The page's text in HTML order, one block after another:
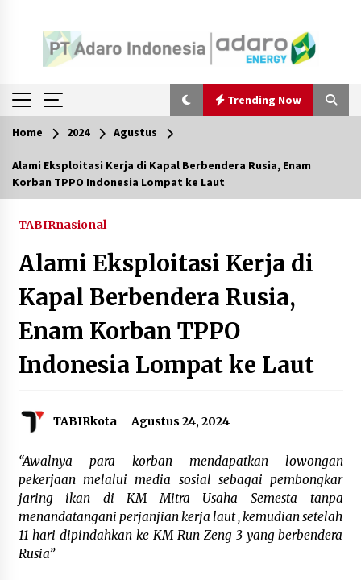
Trending Now
Trending Now
Pimpin Kaji Tiru ke Bantul DIY, Wabup Barito
Ketika Pasien Dianggap Beban: Runtuhnya
Empati dan Etika Dokter di Ruang Digital
Agustus 7, 2026
Berenang bersama Empat Temannya, Gadis di
HST Tewas Tenggelam di Sungai Kajung
Agustus 6, 2026
Salurkan Bantuan Pendidikan kepada 2.751
Agustus 6, 2026
Kembangkan Menu Pangan Lokal, TP PKK
Balangan Boyong Trofi Juara Pertama Lomba
B2SA Kalsel
Agustus 6, 2026
Home 2024 Agustus
Alami Eksploitasi Kerja di Kapal Berbendera Rusia, Enam
Korban TPPO Indonesia Lompat ke Laut
TABIRnasional
Alami Eksploitasi Kerja di
Kapal Berbendera Rusia,
Enam Korban TPPO
Indonesia Lompat ke Laut
TABIRkota Agustus 24, 2024
“Awalnya para korban mendapatkan lowongan
pekerjaan melalui media sosial sebagai pembongkar
jaring ikan di KM Mitra Usaha Semesta tanpa
menandatangani perjanjian kerja laut , kemudian setelah
11 hari dipindahkan ke KM Run Zeng 3 yang berbendera
Rusia”